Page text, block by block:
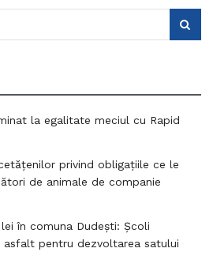
la egalitate meciul cu Rapid
privind obligațiile ce le
de animale de companie
în comuna Dudești: Școli
pentru dezvoltarea satului